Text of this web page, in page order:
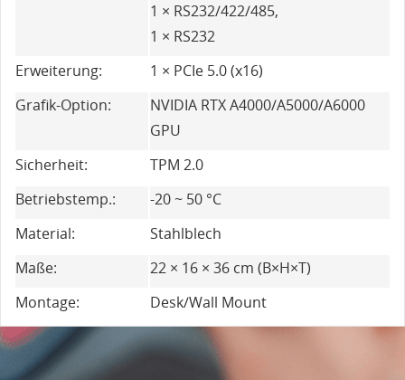
1 × RS232/422/485,
1 × RS232
Erweiterung:
1 × PCIe 5.0 (x16)
Grafik-Option:
NVIDIA RTX A4000/A5000/A6000
GPU
Sicherheit:
TPM 2.0
Betriebstemp.:
-20 ~ 50 °C
Material:
Stahlblech
Maße:
22 × 16 × 36 cm (B×H×T)
Montage:
Desk/Wall Mount